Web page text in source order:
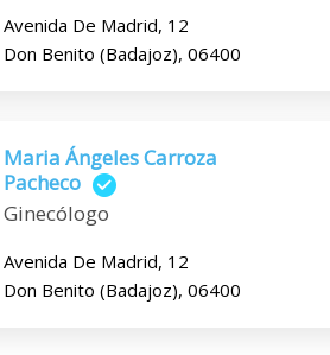
Avenida De Madrid, 12
Don Benito (Badajoz), 06400
Maria Ángeles Carroza
Pacheco
Ginecólogo
Avenida De Madrid, 12
Don Benito (Badajoz), 06400